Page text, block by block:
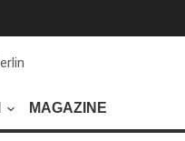
MAGAZINE